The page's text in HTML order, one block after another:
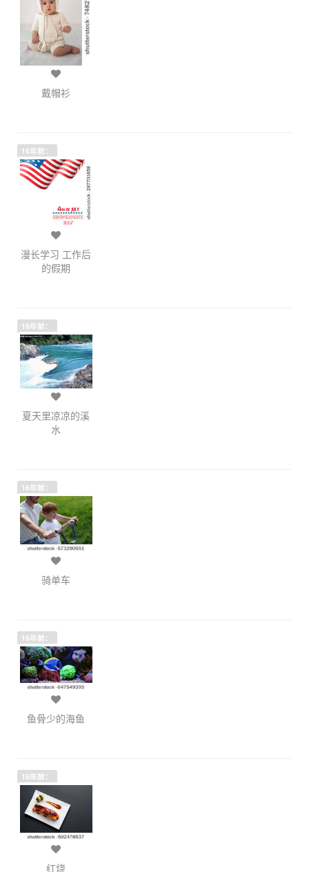
戴帽衫
16年前：
漫长学习 工作后
的假期
16年前：
夏天里凉凉的溪
水
16年前：
骑单车
16年前：
鱼骨少的海鱼
16年前：
红烧